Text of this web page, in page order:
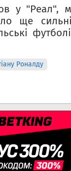
у "Реал",
ще
Роналду